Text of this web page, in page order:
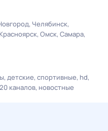
Челябинск
Красноярск Омск Самара
детские спортивные hd
20 каналов новостные